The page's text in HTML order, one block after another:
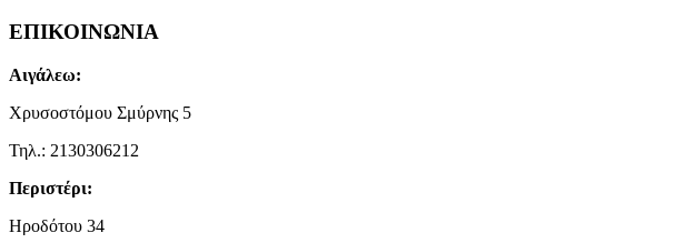
ΕΠΙΚΟΙΝΩΝΙΑ
Αιγάλεω:
Χρυσοστόμου Σμύρνης 5
Τηλ.: 2130306212
Περιστέρι:
Ηροδότου 34